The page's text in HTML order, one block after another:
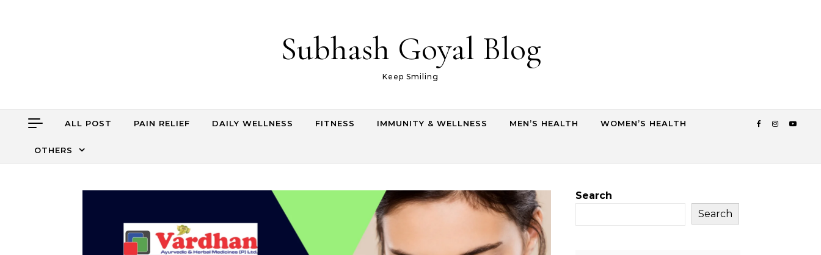
Subhash Goyal Blog
Keep Smiling
ALL POST PAIN RELIEF DAILY WELLNESS FITNESS IMMUNITY & WELLNESS MEN’S HEALTH WOMEN’S HEALTH
OTHERS
Search
Search